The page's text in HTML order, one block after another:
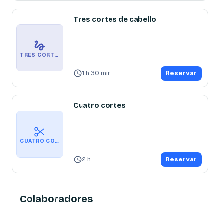
TRES CORTES DE CABELLO
Tres cortes de cabello
1 h 30 min Reservar
CUATRO CORTES
Cuatro cortes
2 h Reservar
Colaboradores